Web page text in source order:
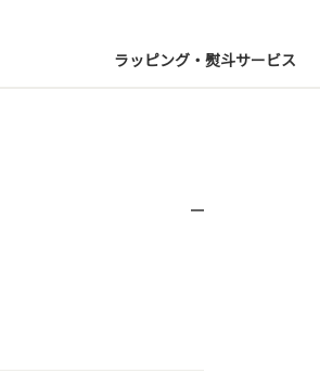
ラッピング・熨斗サービス